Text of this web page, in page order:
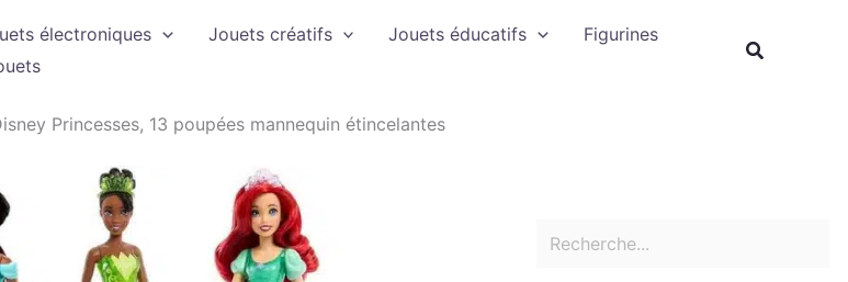
électroniques Jouets créatifs Jouets éducatifs
Figurines
Princesses, 13 poupées mannequin étincelantes